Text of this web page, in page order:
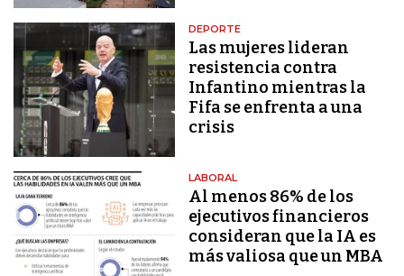
DEPORTE
Las mujeres lideran
resistencia contra
Infantino mientras la
Fifa se enfrenta a una
crisis
LABORAL
Al menos 86% de los
ejecutivos financieros
consideran que la IA es
más valiosa que un MBA